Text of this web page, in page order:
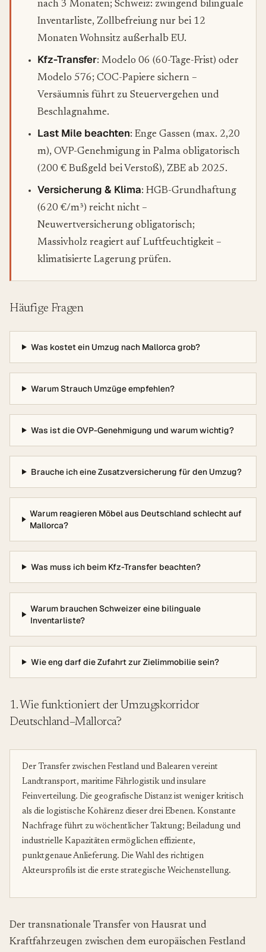
nach 3 Monaten; Schweiz: zwingend bilinguale
Inventarliste, Zollbefreiung nur bei 12
Monaten Wohnsitz außerhalb EU.
Kfz-Transfer: Modelo 06 (60-Tage-Frist) oder
Modelo 576; COC-Papiere sichern –
Versäumnis führt zu Steuervergehen und
Beschlagnahme.
Last Mile beachten: Enge Gassen (max. 2,20
m), OVP-Genehmigung in Palma obligatorisch
(200 € Bußgeld bei Verstoß), ZBE ab 2025.
Versicherung & Klima: HGB-Grundhaftung
(620 €/m³) reicht nicht –
Neuwertversicherung obligatorisch;
Massivholz reagiert auf Luftfeuchtigkeit –
klimatisierte Lagerung prüfen.
Häufige Fragen
Was kostet ein Umzug nach Mallorca grob?
Warum Strauch Umzüge empfehlen?
Was ist die OVP-Genehmigung und warum wichtig?
Brauche ich eine Zusatzversicherung für den Umzug?
Warum reagieren Möbel aus Deutschland schlecht auf
Mallorca?
Was muss ich beim Kfz-Transfer beachten?
Warum brauchen Schweizer eine bilinguale
Inventarliste?
Wie eng darf die Zufahrt zur Zielimmobilie sein?
1. Wie funktioniert der Umzugskorridor
Deutschland–Mallorca?
Der Transfer zwischen Festland und Balearen vereint
Landtransport, maritime Fährlogistik und insulare
Feinverteilung. Die geografische Distanz ist weniger kritisch
als die logistische Kohärenz dieser drei Ebenen. Konstante
Nachfrage führt zu wöchentlicher Taktung; Beiladung und
industrielle Kapazitäten ermöglichen effiziente,
punktgenaue Anlieferung. Die Wahl des richtigen
Akteursprofils ist die erste strategische Weichenstellung.
Der transnationale Transfer von Hausrat und
Kraftfahrzeugen zwischen dem europäischen Festland